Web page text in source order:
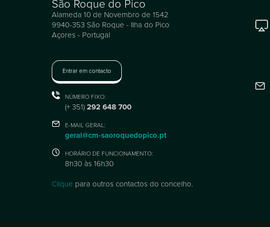
São Roque do Pico
Alameda 10 de Novembro de 1542
9940-353 São Roque - Ilha do Pico
Açores - Portugal
Entrar em contacto
NÚMERO FIXO:
(+ 351) 292 648 700
E-MAIL GERAL:
geral@cm-saoroquedopico.pt
HORÁRIO DE FUNCIONAMENTO:
8h30 às 16h30
Clique para outros contactos do concelho.